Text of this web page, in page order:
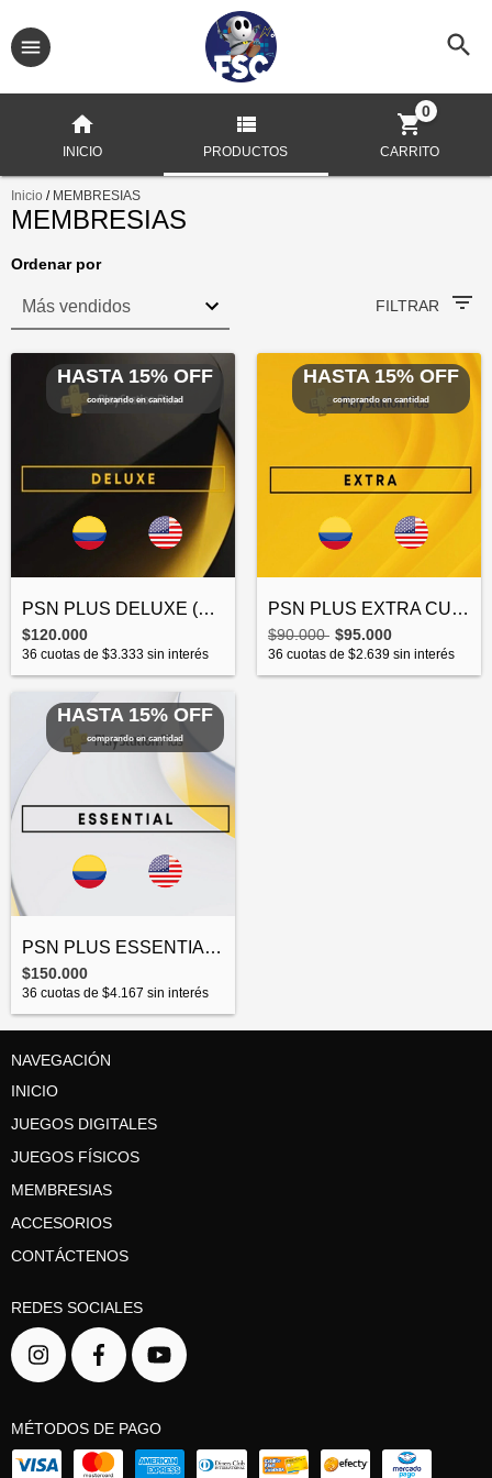
INICIO PRODUCTOS CARRITO
0
Inicio / MEMBRESIAS
MEMBRESIAS
Ordenar por
FILTRAR
HASTA 15% OFF
comprando en cantidad
PSN PLUS DELUXE (PREMIUM) CUENTA PRINCIP...
$120.000
36 cuotas de $3.333 sin interés
HASTA 15% OFF
comprando en cantidad
PSN PLUS EXTRA CUENTA PRINCIPAL
$90.000 $95.000
36 cuotas de $2.639 sin interés
HASTA 15% OFF
comprando en cantidad
PSN PLUS ESSENTIAL CUENTA PRINCIPAL
$150.000
36 cuotas de $4.167 sin interés
NAVEGACIÓN
INICIO
JUEGOS DIGITALES
JUEGOS FÍSICOS
MEMBRESIAS
ACCESORIOS
CONTÁCTENOS
REDES SOCIALES
MÉTODOS DE PAGO